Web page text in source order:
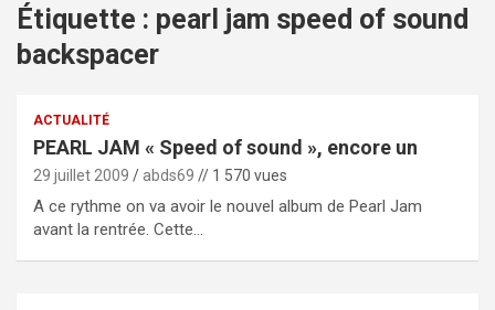
Étiquette : pearl jam speed of sound
backspacer
ACTUALITÉ
PEARL JAM « Speed of sound », encore un
29 juillet 2009 abds69 // 1 570 vues
A ce rythme on va avoir le nouvel album de Pearl Jam
avant la rentrée. Cette…